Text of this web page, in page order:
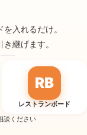
入れるだけ。
継げます。
RB
レストランボード
談ください